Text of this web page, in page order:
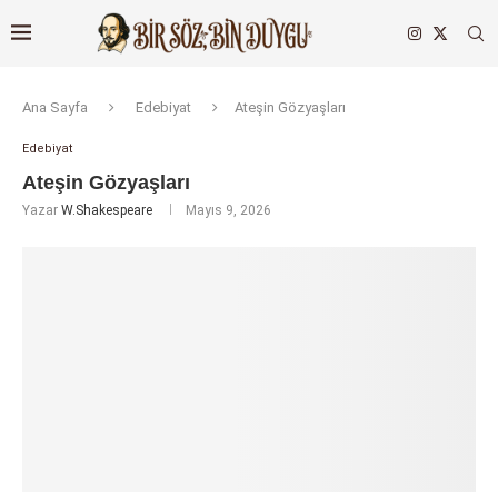
Ana Sayfa Edebiyat Ateşin Gözyaşları
Edebiyat
Ateşin Gözyaşları
Yazar W.Shakespeare Mayıs 9, 2026